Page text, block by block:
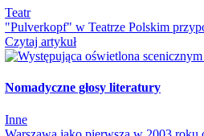
Teatr
"Pulverkopf" w Teatrze Polskim
Czytaj artykuł
Nomadyczne głosy literatury
Inne